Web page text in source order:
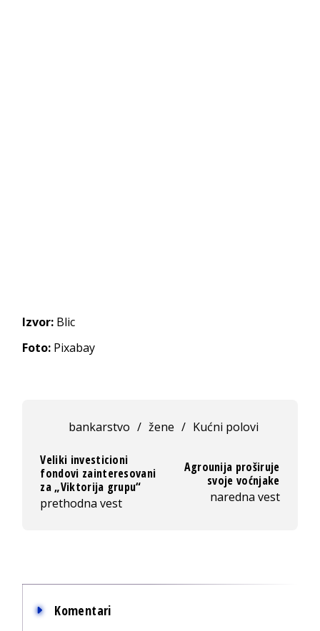
Izvor: Blic
Foto: Pixabay
bankarstvo / žene / Kućni polovi
Veliki investicioni
fondovi zainteresovani
za „Viktorija grupu“
prethodna vest
Agrounija proširuje
svoje voćnjake
naredna vest
Komentari